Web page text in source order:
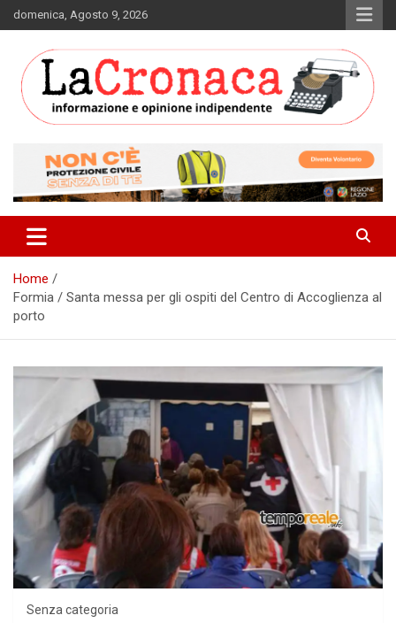
Skip
to
domenica, Agosto 9, 2026
La Cronaca Quotidiano
Home
Formia / Santa messa per gli ospiti del Centro di Accoglienza al
porto
Senza categoria